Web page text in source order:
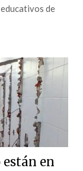
de
están en